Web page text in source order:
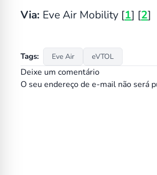
Via: Eve Air Mobility [1] [2]
Tags: Eve Air eVTOL
Deixe um comentário
O seu endereço de e-mail não será